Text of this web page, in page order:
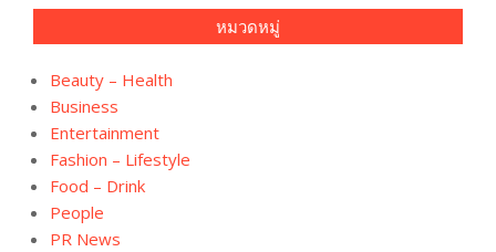
หมวดหมู่
Beauty – Health
Business
Entertainment
Fashion – Lifestyle
Food – Drink
People
PR News